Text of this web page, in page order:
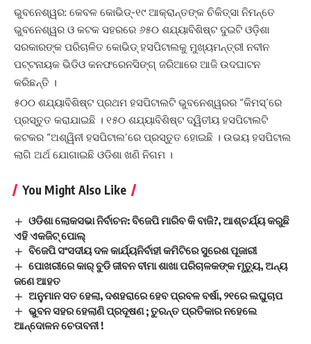
ଭୁବନେଶ୍ୱର: କେବଳ କୋଭିଡ୍-୧୯ ଆକ୍ରାନ୍ତଙ୍କ ଚିକିତ୍ସା ନିମନ୍ତେ
ଭୁବନେଶ୍ୱର ଓ କଟକ ସହରରେ ୬୫୦ ଶଯ୍ୟାବିଶିଷ୍ଟ ଦୁଇଟି ଓଡ଼ିଶା
ସରକାରଙ୍କ ପରିଚାଳିତ କୋଭିଡ୍ ହସପିଟାଲକୁ ମୁଖ୍ୟମନ୍ତ୍ରୀ ନବୀନ
ପଟ୍ଟନାୟକ ଭିଡିଓ କନଫରେନସିଙ୍ଗ୍ ଜରିଆରେ ଆଜି ଉଦଘାଟନ
କରିଛନ୍ତି ।
୫୦୦ ଶଯ୍ୟାବିଶିଷ୍ଟ ପ୍ରଥମ ହସପିଟାଲଟି ଭୁବନେଶ୍ୱରର “କିମସ୍’ରେ
ପ୍ରସ୍ତୁତ କରାଯାଇଛି । ୧୫୦ ଶଯ୍ୟାବିଶିଷ୍ଟ ଦ୍ୱିତୀୟ ହସପିଟାଲଟି
କଟକର “ଅଶ୍ୱିନୀ ହସପିଟାଲ’ରେ ପ୍ରସ୍ତୁତ ହୋଇଛି । ଉଭୟ ହସପିଟାଲ
ଲାଗି ଅର୍ଥ ଯୋଗାଇଛି ଓଡିଶା ଖଣି ନିଗମ ।
You Might Also Like
ଓଡିଶା ଲୋକସଭା ନିର୍ବାଚନ: ବିଜେପି ମାରିବ କି ବାଜି?, ଆଶ୍ଚର୍ଯ୍ୟ କରୁଛି
ଏହି ଏକଜିଟ୍ ପୋଲ୍
ବିଜେପି ସଂସଦୀୟ ଦଳ କାର୍ଯ୍ୟନିର୍ବାହୀ କମିଟିରେ ସୁରେଶ ପୂଜାରୀ
ପୋଖରୀରେ କାର୍ ବୁଡି ଜୀବନ ବୀମା ଶାଖା ପରିଚାଳକଙ୍କ ମୃତ୍ୟୁ, ଅନ୍ୟ
ଜଣେ ଆହତ
ଅନୁମାନ ସତ ହେଲା, ଦଶହରାରେ ହେବ ପ୍ରବଳ ବର୍ଷା, ୨୧ରେ ଲଘୁଚାପ
ଭୁବନ ସହର ହେଲାଣି ପ୍ରଦୂଷଣ ; ତୁରନ୍ତ ପ୍ରତିକାର ନହେଲେ
ଆନ୍ଦୋଳନ ଚେତାବନୀ !